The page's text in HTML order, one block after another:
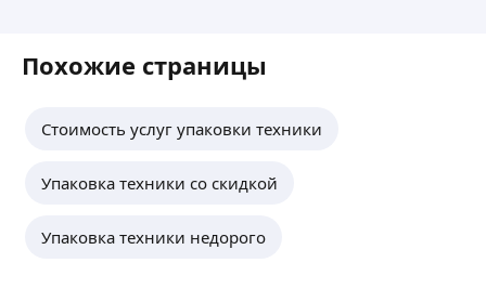
Похожие страницы
Стоимость услуг упаковки техники
Упаковка техники со скидкой
Упаковка техники недорого